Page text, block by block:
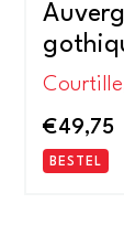
€49,75
BESTEL